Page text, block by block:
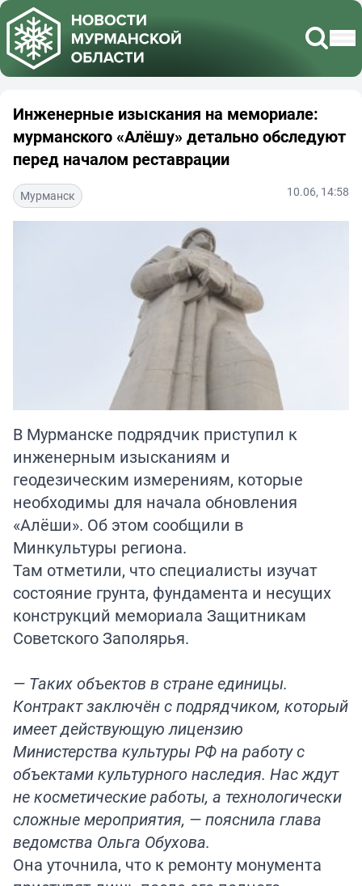
Инженерные изыскания на мемориале:
мурманского «Алёшу» детально обследуют
перед началом реставрации
Мурманск 10.06, 14:58
В Мурманске подрядчик приступил к
инженерным изысканиям и
геодезическим измерениям, которые
необходимы для начала обновления
«Алёши». Об этом сообщили в
Минкультуры региона.
Там отметили, что специалисты изучат
состояние грунта, фундамента и несущих
конструкций мемориала Защитникам
Советского Заполярья.
— Таких объектов в стране единицы.
Контракт заключён с подрядчиком, который
имеет действующую лицензию
Министерства культуры РФ на работу с
объектами культурного наследия. Нас ждут
не косметические работы, а технологически
сложные мероприятия, — пояснила глава
ведомства Ольга Обухова.
Она уточнила, что к ремонту монумента